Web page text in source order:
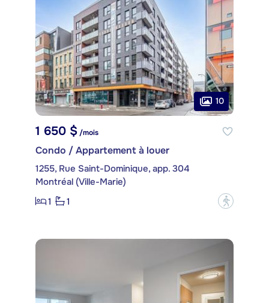
10
1 650 $/mois
Condo / Appartement à louer
1255, Rue Saint-Dominique, app. 304
Montréal (Ville-Marie)
1
1 ?